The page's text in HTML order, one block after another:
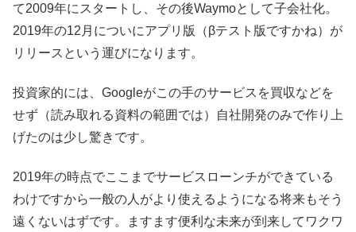
て2009年にスタートし、その後Waymoとして子会社化。
2019年の12月についにアプリ版（βテスト版ですかね）が
リリースという運びになります。
投資家的には、Googleがこの手のサービスを買収などを
せず（読み取れる資料の範囲では）自社開発のみで作り上
げたのは少し驚きです。
2019年の時点でここまでサービスローンチができている
わけですから一般の人がより使えるようになる将来もそう
遠くないはずです。ますます便利な未来が到来してワクワ